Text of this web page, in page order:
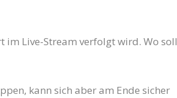
Live-Stream verfolgt wird. Wo soll
kann sich aber am Ende sicher